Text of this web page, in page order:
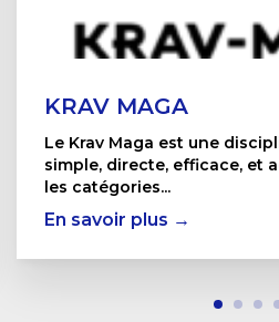
KRAV MAGA
Le Krav Maga est une
simple, directe, efficace, et
les catégories...
En savoir plus →